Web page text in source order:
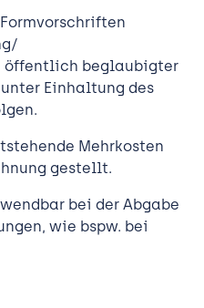
öffentlich beglaubigter
Einhaltung des
Mehrkosten
gestellt.
bei der Abgabe
wie bspw. bei